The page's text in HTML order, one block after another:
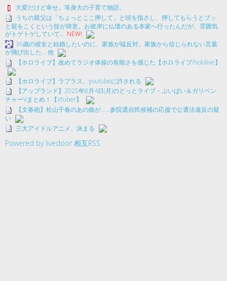
大変だけど幸せ。等身大の子育て物語。
うちの親父は「ちょっとここ押して」と頭を指さし、押してもらうとブッ
と屁をこくという技が得意。お彼岸に仏壇のある本家へ行ったんだが、雰囲気
がトゲトゲしていて… NEW!
36歳の彼女と結婚したいのに、家族が猛反対。家族から信じられない言葉
が飛び出した… 他
【ホロライブ】改めてラジオ体操の有能さを感じた【ホロライブ/hololive】
【ホロライブ】ラプラス、youtubeに許される
【アップランド】2025年8月4日(月)のどっとライブ・ぶいぱい＆ガリベン
チャーVまとめ！【Vtuber】
【文春砲】松山千春のあの曲が……参院選自民候補の応援で公選法違反の疑
い
三大アイドルアニメ、決まる
Powered by livedoor 相互RSS